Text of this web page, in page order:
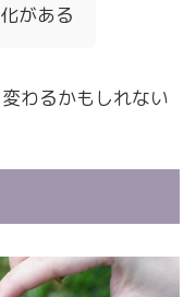
がある
わるかもしれない